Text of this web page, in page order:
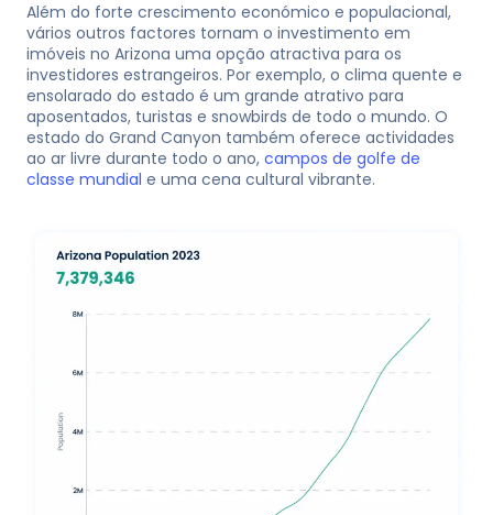
Além do forte crescimento económico e populacional,
vários outros factores tornam o investimento em
imóveis no Arizona uma opção atractiva para os
investidores estrangeiros. Por exemplo, o clima quente e
ensolarado do estado é um grande atrativo para
aposentados, turistas e snowbirds de todo o mundo. O
estado do Grand Canyon também oferece actividades
ao ar livre durante todo o ano, campos de golfe de
classe mundial e uma cena cultural vibrante.